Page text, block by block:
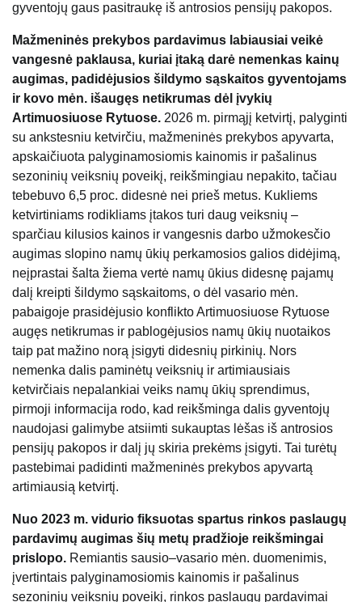
gyventojų gaus pasitraukę iš antrosios pensijų pakopos.
Mažmeninės prekybos pardavimus labiausiai veikė
vangesnė paklausa, kuriai įtaką darė nemenkas kainų
augimas, padidėjusios šildymo sąskaitos gyventojams
ir kovo mėn. išaugęs netikrumas dėl įvykių
Artimuosiuose Rytuose. 2026 m. pirmąjį ketvirtį, palyginti
su ankstesniu ketvirčiu, mažmeninės prekybos apyvarta,
apskaičiuota palyginamosiomis kainomis ir pašalinus
sezoninių veiksnių poveikį, reikšmingiau nepakito, tačiau
tebebuvo 6,5 proc. didesnė nei prieš metus. Kukliems
ketvirtiniams rodikliams įtakos turi daug veiksnių –
sparčiau kilusios kainos ir vangesnis darbo užmokesčio
augimas slopino namų ūkių perkamosios galios didėjimą,
neįprastai šalta žiema vertė namų ūkius didesnę pajamų
dalį kreipti šildymo sąskaitoms, o dėl vasario mėn.
pabaigoje prasidėjusio konflikto Artimuosiuose Rytuose
augęs netikrumas ir pablogėjusios namų ūkių nuotaikos
taip pat mažino norą įsigyti didesnių pirkinių. Nors
nemenka dalis paminėtų veiksnių ir artimiausiais
ketvirčiais nepalankiai veiks namų ūkių sprendimus,
pirmoji informacija rodo, kad reikšminga dalis gyventojų
naudojasi galimybe atsiimti sukauptas lėšas iš antrosios
pensijų pakopos ir dalį jų skiria prekėms įsigyti. Tai turėtų
pastebimai padidinti mažmeninės prekybos apyvartą
artimiausią ketvirtį.
Nuo 2023 m. vidurio fiksuotas spartus rinkos paslaugų
pardavimų augimas šių metų pradžioje reikšmingai
prislopo. Remiantis sausio–vasario mėn. duomenimis,
įvertintais palyginamosiomis kainomis ir pašalinus
sezoninių veiksnių poveikį, rinkos paslaugų pardavimai